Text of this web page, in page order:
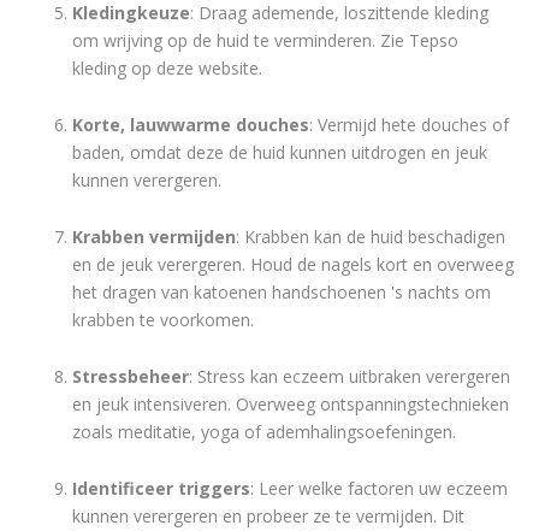
Kledingkeuze: Draag ademende, loszittende kleding
om wrijving op de huid te verminderen. Zie Tepso
kleding op deze website.
Korte, lauwwarme douches: Vermijd hete douches of
baden, omdat deze de huid kunnen uitdrogen en jeuk
kunnen verergeren.
Krabben vermijden: Krabben kan de huid beschadigen
en de jeuk verergeren. Houd de nagels kort en overweeg
het dragen van katoenen handschoenen 's nachts om
krabben te voorkomen.
Stressbeheer: Stress kan eczeem uitbraken verergeren
en jeuk intensiveren. Overweeg ontspanningstechnieken
zoals meditatie, yoga of ademhalingsoefeningen.
Identificeer triggers: Leer welke factoren uw eczeem
kunnen verergeren en probeer ze te vermijden. Dit